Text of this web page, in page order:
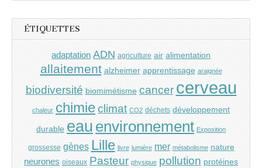
ÉTIQUETTES
adaptation ADN agriculture air alimentation
allaitement alzheimer apprentissage araignée
biodiversité biomimétisme cancer cerveau
chaleur chimieclimat CO2 déchets développement
durable eau environnement Exposition
grossesse gènes Lille livre lumière mer métabolisme nature
neurones oiseaux Pasteur physique pollution protéines